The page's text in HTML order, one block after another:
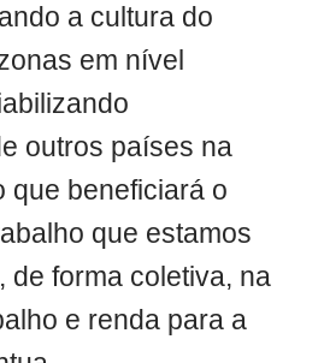
a cultura do
em nível
outros países na
que beneficiará o
que estamos
de forma coletiva, na
e renda para a